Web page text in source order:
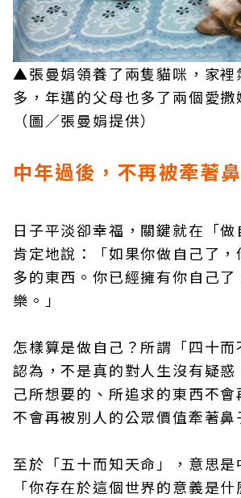
▲張曼娟領養了兩隻貓咪，家裡
多，年邁的父母也多了兩個愛撒
（圖／張曼娟提供）
中年過後，不再被牽著
日子平淡卻幸福，關鍵就在「
肯定地說：「如果你做自己了
多的東西。你已經擁有你自己
樂。」
怎樣算是做自己？所謂「四十
認為，不是真的對人生沒有疑惑
己所想要的、所追求的東西不
不會再被別人的公眾價值牽著鼻
至於「五十而知天命」，意思
「你存在於這個世界的意義是什